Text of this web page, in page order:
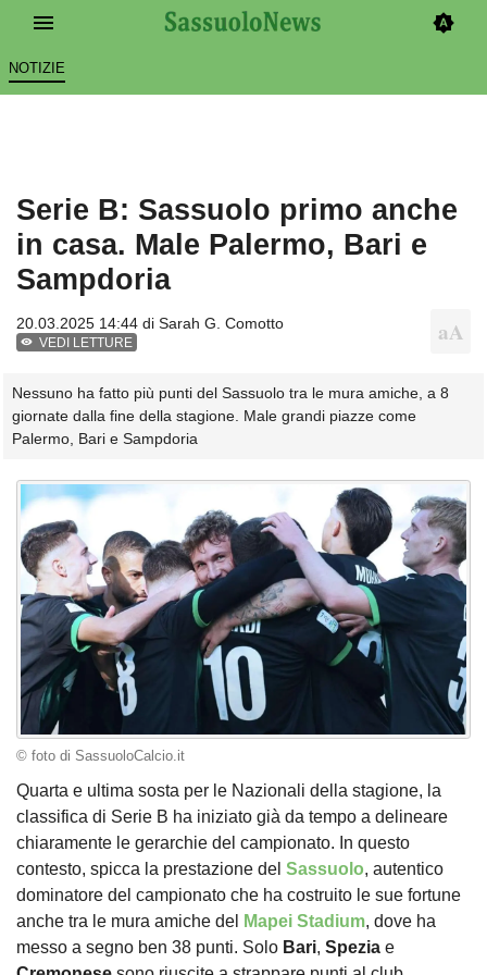
NOTIZIE
Serie B: Sassuolo primo anche
in casa. Male Palermo, Bari e
Sampdoria
20.03.2025 14:44 di Sarah G. Comotto
VEDI LETTURE
Nessuno ha fatto più punti del Sassuolo tra le mura amiche, a 8
giornate dalla fine della stagione. Male grandi piazze come
Palermo, Bari e Sampdoria
© foto di SassuoloCalcio.it
Quarta e ultima sosta per le Nazionali della stagione, la
classifica di Serie B ha iniziato già da tempo a delineare
chiaramente le gerarchie del campionato. In questo
contesto, spicca la prestazione del Sassuolo, autentico
dominatore del campionato che ha costruito le sue fortune
anche tra le mura amiche del
Mapei Stadium, dove ha
messo a segno ben 38 punti. Solo Bari, Spezia e